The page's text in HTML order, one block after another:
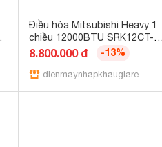
Điều hòa Mitsubishi Heavy 1
chiều 12000BTU SRK12CT-
S5/SRC12CT-S5
8.800.000 đ -13%